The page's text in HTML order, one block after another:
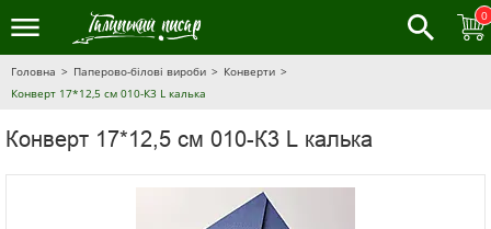
0
Головна Паперово-білові вироби
Конверти
Конверт 17*12,5 см 010-К3 L калька
Конверт 17*12,5 см 010-К3 L калька